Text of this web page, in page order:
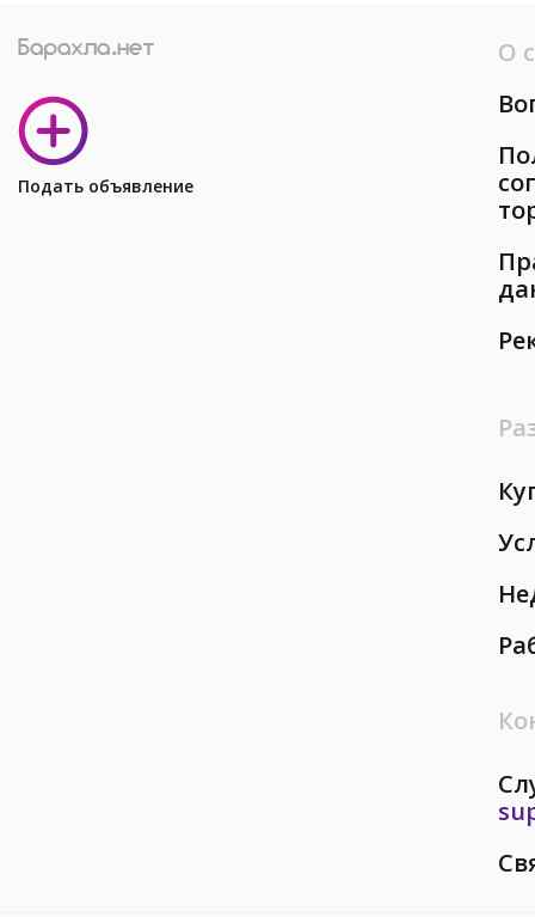
Подать объявление
О